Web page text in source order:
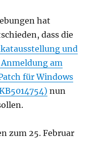
hat
dass die
und
am
für Windows
nun
zum 25. Februar